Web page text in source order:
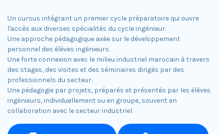
Un cursus intégrant un premier cycle préparatoire qui ouvre
l'accès aux diverses spécialités du cycle ingénieur.
Une approche pédagogique axée sur le développement
personnel des élèves ingénieurs.
Une forte connexion avec le milieu industriel marocain à travers
des stages, des visites et des séminaires dirigés par des
professionnels du secteur.
Une pédagogie par projets, préparés et présentés par les élèves
ingénieurs, individuellement ou en groupe, souvent en
collaboration avec le secteur industriel.